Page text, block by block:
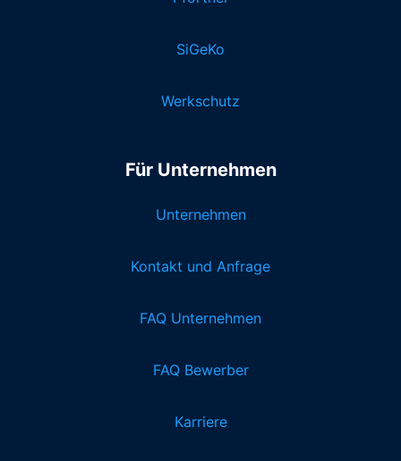
SiGeKo
Werkschutz
Für Unternehmen
Unternehmen
Kontakt und Anfrage
FAQ Unternehmen
FAQ Bewerber
Karriere